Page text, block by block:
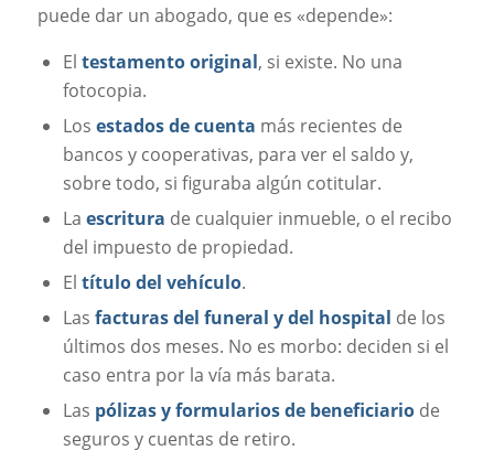
puede dar un abogado, que es «depende»:
El testamento original, si existe. No una
fotocopia.
Los estados de cuenta más recientes de
bancos y cooperativas, para ver el saldo y,
sobre todo, si figuraba algún cotitular.
La escritura de cualquier inmueble, o el recibo
del impuesto de propiedad.
El título del vehículo.
Las facturas del funeral y del hospital de los
últimos dos meses. No es morbo: deciden si el
caso entra por la vía más barata.
Las pólizas y formularios de beneficiariode
seguros y cuentas de retiro.